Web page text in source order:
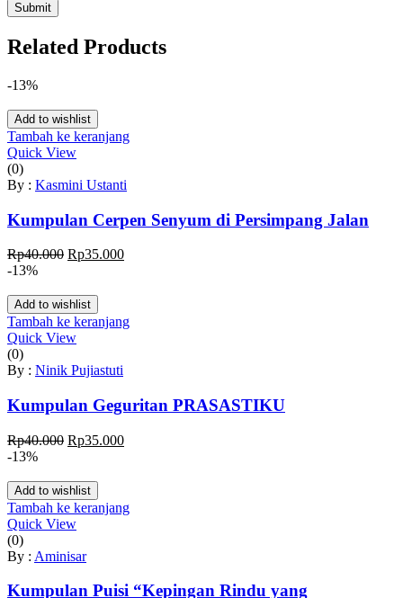
Related Products
-13%
Add to wishlist
Tambah ke keranjang
Quick View
(0)
By : Kasmini Ustanti
Kumpulan Cerpen Senyum di Persimpang Jalan
Rp40.000 Harga
Rp40.000.
Rp35.000Harga
Rp35.000.
-13%
Add to wishlist
Tambah ke keranjang
Quick View
(0)
By : Ninik Pujiastuti
Kumpulan Geguritan PRASASTIKU
Rp40.000 Harga
Rp40.000.
Rp35.000Harga
Rp35.000.
-13%
Add to wishlist
Tambah ke keranjang
Quick View
(0)
By : Aminisar
Kumpulan Puisi “Kepingan Rindu yang